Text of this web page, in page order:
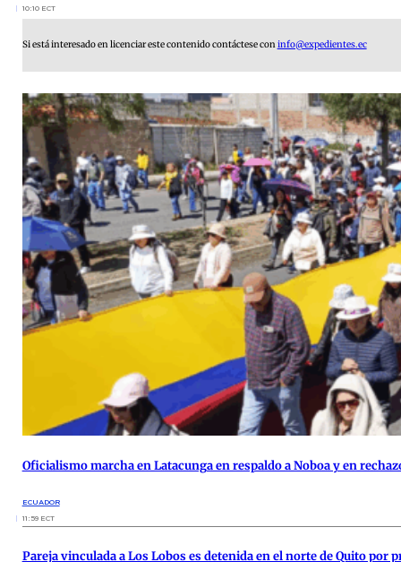
10:10 ECT
Si está interesado en licenciar este contenido contáctese coninfo@expedientes.ec
Oficialismo marcha en Latacunga en respaldo a Noboa y en
ECUADOR
11:59 ECT
Pareja vinculada a Los Lobos es detenida en el norte de Quito por